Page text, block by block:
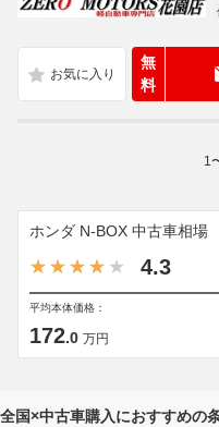
無
料
1
ホンダ N-BOX 中古車相場
4.3
平均本体価格：
172.0 万円
全国×中古車購入におすすめの